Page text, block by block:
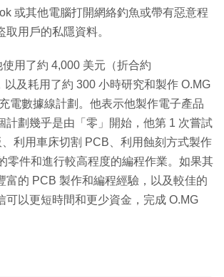
或其他電腦打開網絡釣魚或帶有惡意程
用戶的私隱資料。
使用了約 4,000 美元（折合約
以及耗用了約 300 小時研究和製作 O.MG
電數據線計劃。他表示他製作電子產品
計劃幾乎是由「零」開始，他第 1 次嘗試
利用車床切割 PCB、利用蝕刻方式製作
零件和進行較高程度的編程作業。如果其
富的 PCB 製作和編程經驗，以及較佳的
可以更短時間和更少資金，完成 O.MG